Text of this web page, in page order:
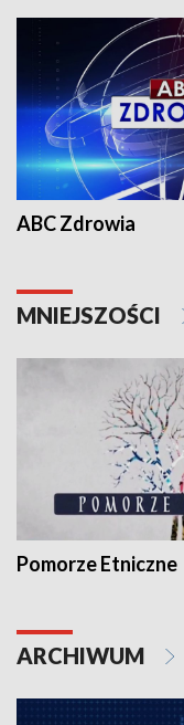
ABC Zdrowia
MNIEJSZOŚCI
Pomorze Etniczne
ARCHIWUM